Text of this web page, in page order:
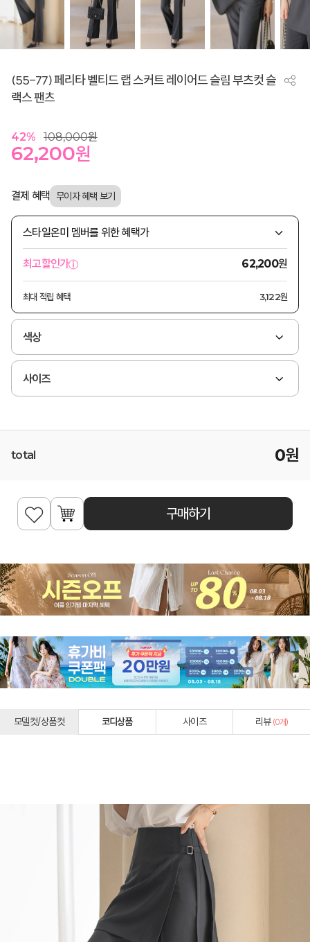
(55-77) 페리타 벨티드 랩 스커트 레이어드 슬림 부츠컷 슬
랙스 팬츠
42% 108,000원
62,200원
결제 혜택
스타일온미 멤버를 위한 혜택가
최고할인가 62,200원
최대 적립 혜택 3,122원
색상
사이즈
total 0원
구매하기
모델컷/상품컷 코디상품 사이즈 리뷰 (0개)